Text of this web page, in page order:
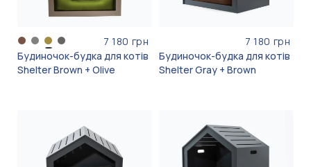
7 180 грн
Будиночок-будка для котів
Shelter Brown + Olive
7 180 грн
Будиночок-будка для котів
Shelter Gray + Brown